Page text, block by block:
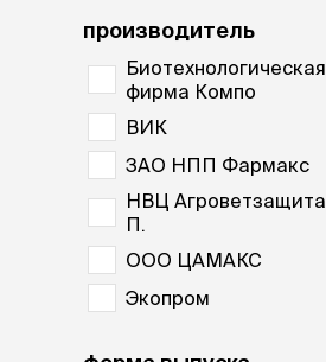
производитель
Биотехнологическая
фирма Компо
ВИК
ЗАО НПП Фармакс
НВЦ
П.
ООО ЦАМАКС
Экопром